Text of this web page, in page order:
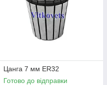
Цанга 7 мм ER32
Готово до відправки